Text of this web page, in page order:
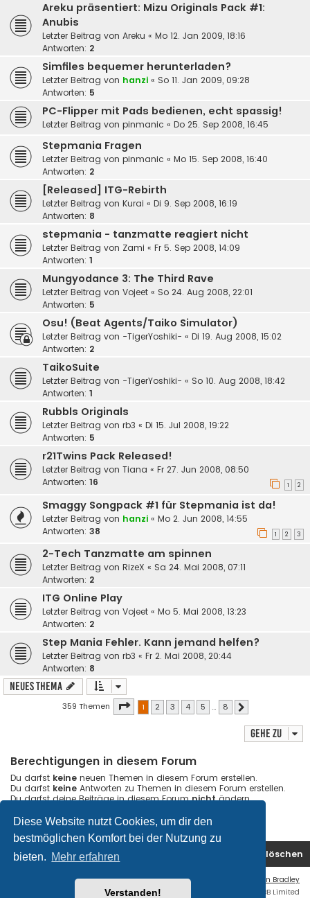
Diese Website nutzt Cookies, um dir den
bestmöglichen Komfort bei der Nutzung zu
bieten. Mehr erfahren
Verstanden!
Areku präsentiert: Mizu Originals Pack #1:
Anubis
Letzter Beitrag von Areku « Mo 12. Jan 2009, 18:16
Antworten: 2
Simfiles bequemer herunterladen?
Letzter Beitrag von hanzi « So 11. Jan 2009, 09:28
Antworten: 5
PC-Flipper mit Pads bedienen, echt spassig!
Letzter Beitrag von pinmanic « Do 25. Sep 2008, 16:45
Stepmania Fragen
Letzter Beitrag von pinmanic « Mo 15. Sep 2008, 16:40
Antworten: 2
[Released] ITG-Rebirth
Letzter Beitrag von Kurai « Di 9. Sep 2008, 16:19
Antworten: 8
stepmania - tanzmatte reagiert nicht
Letzter Beitrag von Zami « Fr 5. Sep 2008, 14:09
Antworten: 1
Mungyodance 3: The Third Rave
Letzter Beitrag von Vojeet « So 24. Aug 2008, 22:01
Antworten: 5
Osu! (Beat Agents/Taiko Simulator)
Letzter Beitrag von -TigerYoshiki- « Di 19. Aug 2008, 15:02
Antworten: 2
TaikoSuite
Letzter Beitrag von -TigerYoshiki- « So 10. Aug 2008, 18:42
Antworten: 1
Rubbls Originals
Letzter Beitrag von rb3 « Di 15. Jul 2008, 19:22
Antworten: 5
r21Twins Pack Released!
Letzter Beitrag von Tiana « Fr 27. Jun 2008, 08:50
Antworten: 16 1 2
Smaggy Songpack #1 für Stepmania ist da!
Letzter Beitrag von hanzi « Mo 2. Jun 2008, 14:55
Antworten: 38 1 2 3
2-Tech Tanzmatte am spinnen
Letzter Beitrag von RizeX « Sa 24. Mai 2008, 07:11
Antworten: 2
ITG Online Play
Letzter Beitrag von Vojeet « Mo 5. Mai 2008, 13:23
Antworten: 2
Step Mania Fehler. Kann jemand helfen?
Letzter Beitrag von rb3 « Fr 2. Mai 2008, 20:44
Antworten: 8
Neues Thema
359 Themen Seite von8
1 2 3 4 5 … 8
Gehe zu
Berechtigungen in diesem Forum
Du darfst keine neuen Themen in diesem Forum erstellen.
Du darfst keine Antworten zu Themen in diesem Forum erstellen.
Du darfst deine Beiträge in diesem Forumnichtändern.
Du darfstkeineDateianhänge in diesem Forum erstellen.
Foren-Übersicht Alle Cookies löschen
Ian Bradley
Powered byphpBB ® Forum Software © phpBB Limited